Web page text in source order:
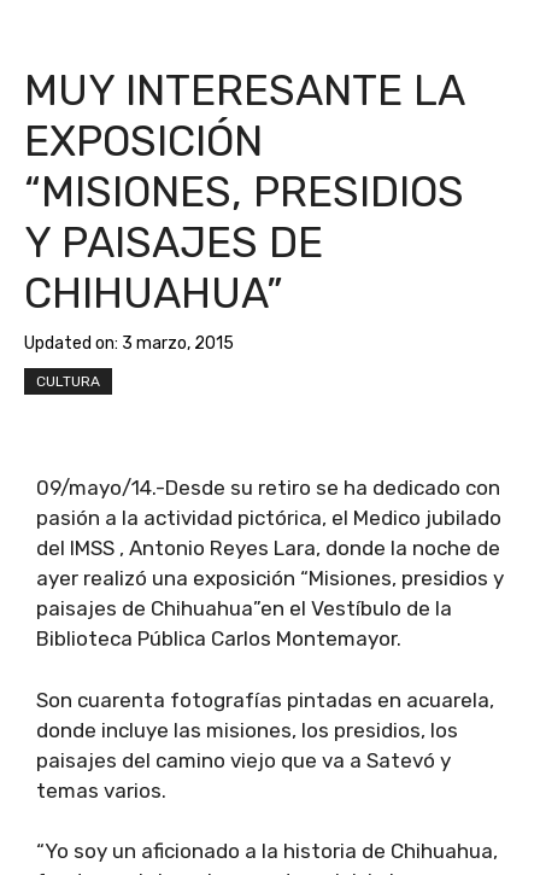
MUY INTERESANTE LA
EXPOSICIÓN
“MISIONES, PRESIDIOS
Y PAISAJES DE
CHIHUAHUA”
Updated on: 3 marzo, 2015
CULTURA
09/mayo/14.-Desde su retiro se ha dedicado con
pasión a la actividad pictórica, el Medico jubilado
del IMSS , Antonio Reyes Lara, donde la noche de
ayer realizó una exposición “Misiones, presidios y
paisajes de Chihuahua”en el Vestíbulo de la
Biblioteca Pública Carlos Montemayor.
Son cuarenta fotografías pintadas en acuarela,
donde incluye las misiones, los presidios, los
paisajes del camino viejo que va a Satevó y
temas varios.
“Yo soy un aficionado a la historia de Chihuahua,